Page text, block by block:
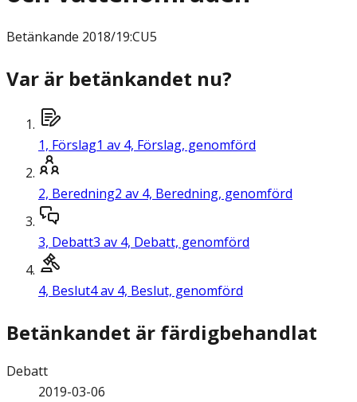
Betänkande 2018/19:CU5
Var är betänkandet nu?
1, Förslag1 av 4, Förslag, genomförd
2, Beredning2 av 4, Beredning, genomförd
3, Debatt3 av 4, Debatt, genomförd
4, Beslut4 av 4, Beslut, genomförd
Betänkandet är färdigbehandlat
Debatt
2019-03-06